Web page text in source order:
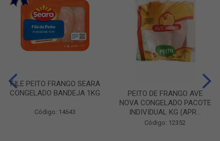
FILE PEITO FRANGO SEARA
CONGELADO BANDEJA 1KG
Código: 14643
PEITO DE FRANGO AVE
NOVA CONGELADO PACOTE
INDIVIDUAL KG (APR...
Código: 12352